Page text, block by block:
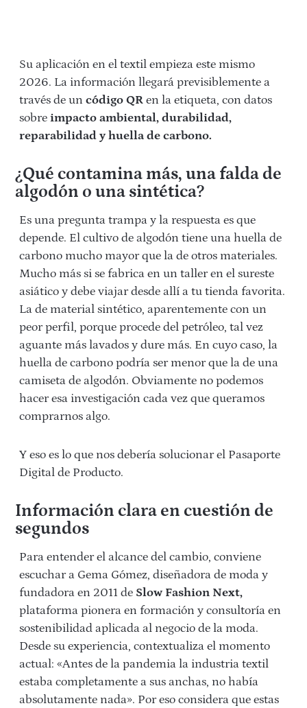
Su aplicación en el textil empieza este mismo
2026. La información llegará previsiblemente a
través de un código QR en la etiqueta, con datos
sobre impacto ambiental, durabilidad,
reparabilidad y huella de carbono.
¿Qué contamina más, una falda de
algodón o una sintética?
Es una pregunta trampa y la respuesta es que
depende. El cultivo de algodón tiene una huella de
carbono mucho mayor que la de otros materiales.
Mucho más si se fabrica en un taller en el sureste
asiático y debe viajar desde allí a tu tienda favorita.
La de material sintético, aparentemente con un
peor perfil, porque procede del petróleo, tal vez
aguante más lavados y dure más. En cuyo caso, la
huella de carbono podría ser menor que la de una
camiseta de algodón. Obviamente no podemos
hacer esa investigación cada vez que queramos
comprarnos algo.
Y eso es lo que nos debería solucionar el Pasaporte
Digital de Producto.
Información clara en cuestión de
segundos
Para entender el alcance del cambio, conviene
escuchar a Gema Gómez, diseñadora de moda y
fundadora en 2011 de Slow Fashion Next,
plataforma pionera en formación y consultoría en
sostenibilidad aplicada al negocio de la moda.
Desde su experiencia, contextualiza el momento
actual: «Antes de la pandemia la industria textil
estaba completamente a sus anchas, no había
absolutamente nada». Por eso considera que estas